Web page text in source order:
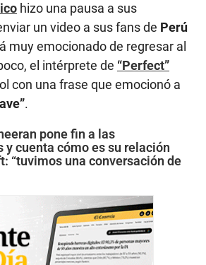
hizo una pausa a sus
un video a sus fans de Perú
muy emocionado de regresar al
el intérprete de “Perfect”
con una frase que emocionó a
.
pone fin a las
y cuenta cómo es su relación
“tuvimos una conversación de